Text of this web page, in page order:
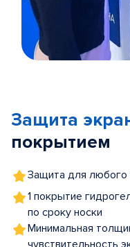
5
Защита
покрытием
Защита для любого
1 покрытие
по сроку носки
Минимальная
чувствительность